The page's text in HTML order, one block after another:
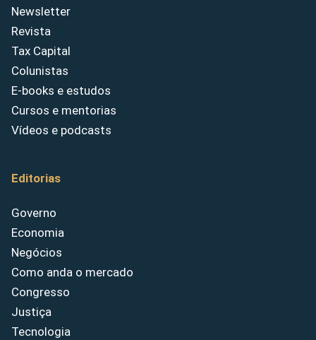
Newsletter
Revista
Tax Capital
Colunistas
E-books e estudos
Cursos e mentorias
Vídeos e podcasts
Editorias
Governo
Economia
Negócios
Como anda o mercado
Congresso
Justiça
Tecnologia